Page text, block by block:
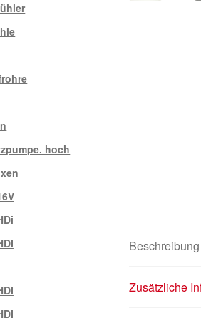
Beschreibung
Zusätzliche
hoch